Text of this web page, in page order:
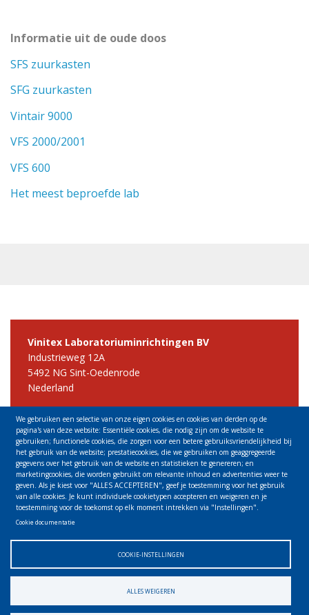
Informatie uit de oude doos
SFS zuurkasten
SFG zuurkasten
Vintair 9000
VFS 2000/2001
VFS 600
Het meest beproefde lab
Vinitex Laboratoriuminrichtingen BV
Industrieweg 12A
5492 NG Sint-Oedenrode
Nederland
E-mail info@vinitex.nl
BTW NL005488175B01
KvK 16041650
We gebruiken een selectie van onze eigen cookies en cookies van derden op de
pagina's van deze website: Essentiële cookies, die nodig zijn om de website te
gebruiken; functionele cookies, die zorgen voor een betere gebruiksvriendelijkheid bij
het gebruik van de website; prestatiecookies, die we gebruiken om geaggregeerde
gegevens over het gebruik van de website en statistieken te genereren; en
marketingcookies, die worden gebruikt om relevante inhoud en advertenties weer te
geven. Als je kiest voor "ALLES ACCEPTEREN", geef je toestemming voor het gebruik
van alle cookies. Je kunt individuele cookietypen accepteren en weigeren en je
toestemming voor de toekomst op elk moment intrekken via "Instellingen".
Cookie documentatie
COOKIE-INSTELLINGEN
ALLES WEIGEREN
Vinitex Laboreinrichtingen GmbH & Co KG
Hauptstraβe 3
Tel +49 3523 535438